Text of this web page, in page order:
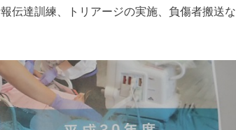
伝達訓練、トリアージの実施、負傷者搬送な